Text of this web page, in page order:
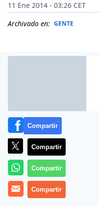
11 Ene 2014 - 03:26 CET
Archivado en: GENTE
Dos ciudadanos de la
se han cortado una
Compartir
Compartir
Compartir
Compartir